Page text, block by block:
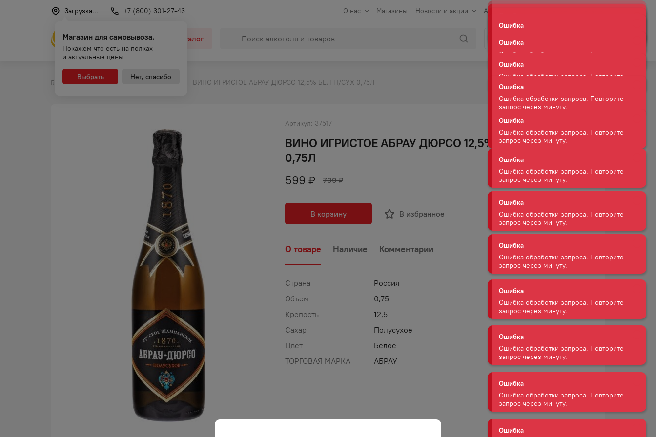
Загрузка... +7 (800) 301-27-43 О нас Магазины Новости и акции Аренда
Каталог Войти
Магазин для самовывоза.
Покажем что есть на полках
и актуальные цены
Выбрать Нет, спасибо
Главная Каталог Игристое вино ВИНО ИГРИСТОЕ АБРАУ ДЮРСО 12,5% БЕЛ П/СУХ 0,75Л
Артикул: 37517
ВИНО ИГРИСТОЕ АБРАУ ДЮРСО 12,5% БЕЛ П/СУХ
0,75Л
599 ₽ 709 ₽
В корзину В избранное
О товаре Наличие Комментарии
Страна
Россия
Объем
0,75
Крепость
12,5
Сахар
Полусухое
Цвет
Белое
ТОРГОВАЯ МАРКА
АБРАУ
Ошибка обработки запроса. Повторите
запрос через минуту.
Ошибка обработки запроса. Повторите
запрос через минуту.
Ошибка
Ошибка обработки запроса. Повторите
Ошибка
Ошибка обработки запроса. Повторите
Ошибка
Ошибка обработки запроса. Повторите
запрос через минуту.
Ошибка
Ошибка обработки запроса. Повторите
запрос через минуту.
Ошибка
Ошибка обработки запроса. Повторите
запрос через минуту.
Ошибка
Ошибка обработки запроса. Повторите
запрос через минуту.
Ошибка
Ошибка обработки запроса. Повторите
запрос через минуту.
Ошибка
Ошибка обработки запроса. Повторите
запрос через минуту.
Ошибка